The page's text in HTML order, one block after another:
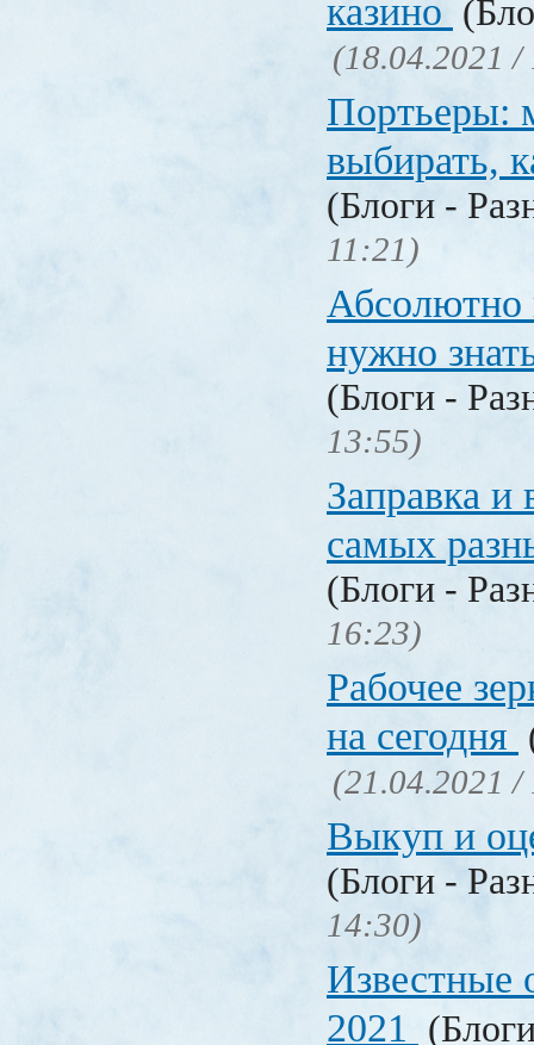
казино
(18.04.2021 /
Портьеры:
выбирать,
(Блоги -
11:21)
Абсолютно
нужно
(Блоги -
13:55)
Заправка и
самых
(Блоги -
16:23)
Рабочее
на сегодня
(21.04.2021 /
Выкуп и
(Блоги -
14:30)
Известные
2021